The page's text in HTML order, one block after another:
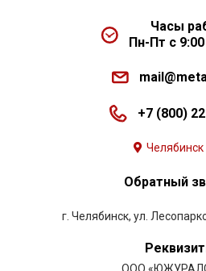
Часы
Пн-Пт с
+7 (800)
Челябинск
Обратный
г. Челябинск, ул.
ООО